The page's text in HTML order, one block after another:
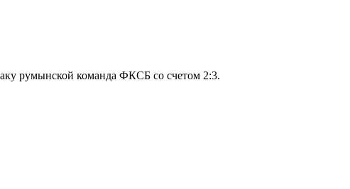
румынской команда ФКСБ со счетом 2:3.